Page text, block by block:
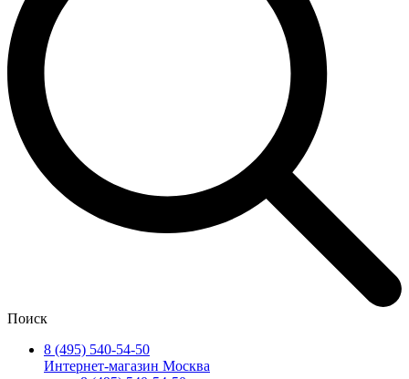
Поиск
8 (495) 540-54-50
Интернет-магазин Москва